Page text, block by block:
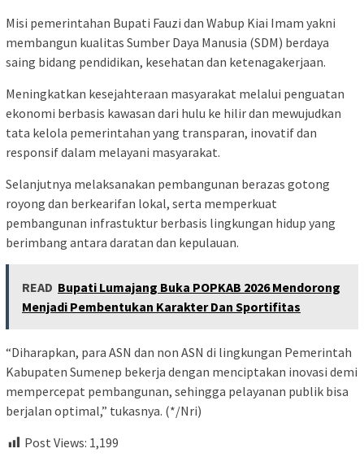
Misi pemerintahan Bupati Fauzi dan Wabup Kiai Imam yakni
membangun kualitas Sumber Daya Manusia (SDM) berdaya
saing bidang pendidikan, kesehatan dan ketenagakerjaan.
Meningkatkan kesejahteraan masyarakat melalui penguatan
ekonomi berbasis kawasan dari hulu ke hilir dan mewujudkan
tata kelola pemerintahan yang transparan, inovatif dan
responsif dalam melayani masyarakat.
Selanjutnya melaksanakan pembangunan berazas gotong
royong dan berkearifan lokal, serta memperkuat
pembangunan infrastuktur berbasis lingkungan hidup yang
berimbang antara daratan dan kepulauan.
READ Bupati Lumajang Buka POPKAB 2026 Mendorong
Menjadi Pembentukan Karakter Dan Sportifitas
“Diharapkan, para ASN dan non ASN di lingkungan Pemerintah
Kabupaten Sumenep bekerja dengan menciptakan inovasi demi
mempercepat pembangunan, sehingga pelayanan publik bisa
berjalan optimal,” tukasnya. (*/Nri)
Post Views: 1,199